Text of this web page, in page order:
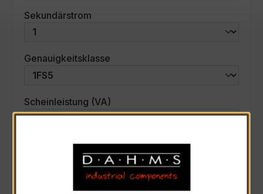
Sekundärstrom
Genauigkeitsklasse
Scheinleistung (VA)